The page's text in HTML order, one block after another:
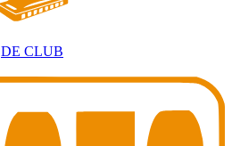
DE CLUB